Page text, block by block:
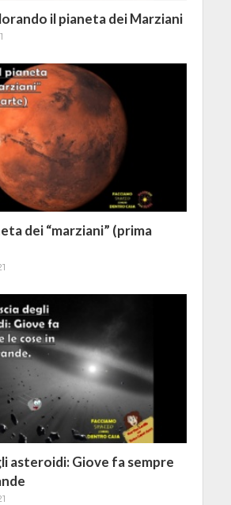
il pianeta dei Marziani
dei “marziani” (prima
asteroidi: Giove fa sempre